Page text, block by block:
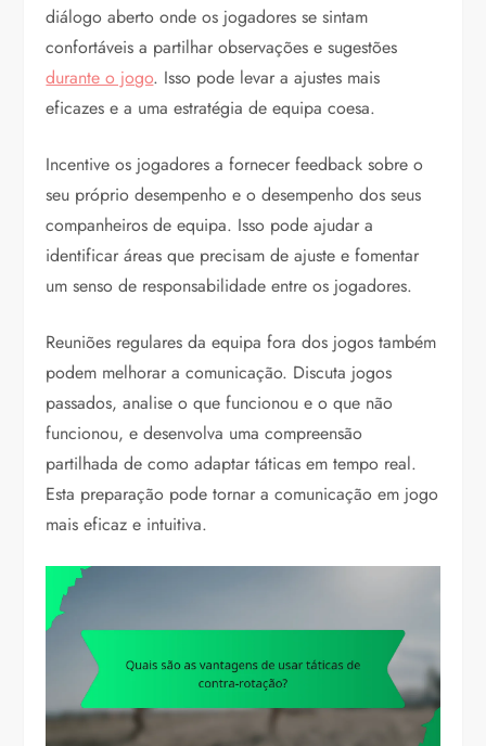
diálogo aberto onde os jogadores se sintam
confortáveis a partilhar observações e sugestões
durante o jogo. Isso pode levar a ajustes mais
eficazes e a uma estratégia de equipa coesa.
Incentive os jogadores a fornecer feedback sobre o
seu próprio desempenho e o desempenho dos seus
companheiros de equipa. Isso pode ajudar a
identificar áreas que precisam de ajuste e fomentar
um senso de responsabilidade entre os jogadores.
Reuniões regulares da equipa fora dos jogos também
podem melhorar a comunicação. Discuta jogos
passados, analise o que funcionou e o que não
funcionou, e desenvolva uma compreensão
partilhada de como adaptar táticas em tempo real.
Esta preparação pode tornar a comunicação em jogo
mais eficaz e intuitiva.